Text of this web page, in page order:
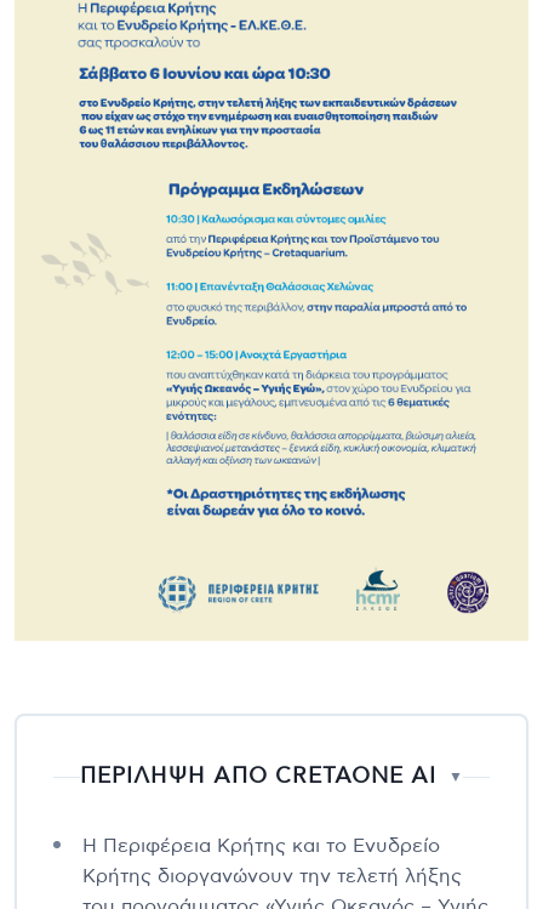
ΠΕΡΙΛΗΨΗ ΑΠΟ CRETAONE AI ▼
Η Περιφέρεια Κρήτης και το Ενυδρείο
Κρήτης διοργανώνουν την τελετή λήξης